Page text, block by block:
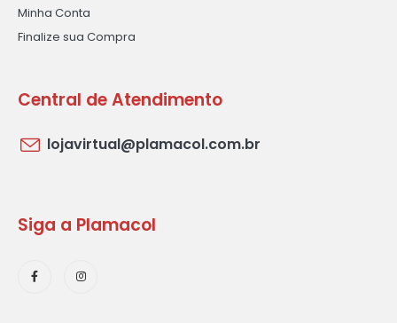
Minha Conta
Finalize sua Compra
Central de Atendimento
lojavirtual@plamacol.com.br
Siga a Plamacol